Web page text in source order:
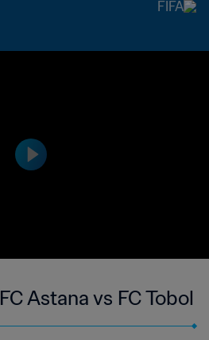
FC Astana vs FC Tobol